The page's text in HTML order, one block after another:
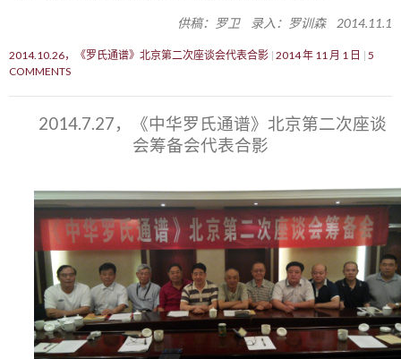
供稿：罗卫 录入：罗训森 2014.11.1
2014.10.26，《罗氏通谱》北京第二次座谈会代表合影 2014 年 11 月 1 日
5
COMMENTS
2014.7.27，《中华罗氏通谱》北京第二次座谈
会筹备会代表合影